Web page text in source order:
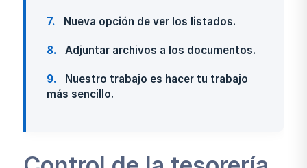
7 Nueva opción de ver los listados.
8 Adjuntar archivos a los documentos.
9
Nuestro trabajo es hacer tu trabajo
más sencillo.